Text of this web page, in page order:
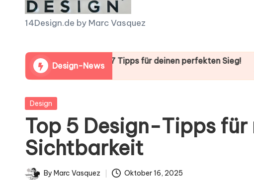
1
4
D
e
s
i
g
n
14Design.de by Marc Vasquez
Design-News
Sports: 7 Tipps für deinen perfekten Sieg!
16, 2025
Chuck-a-
Posted
Design
Top 5 Design-Tipps
Sichtbarkeit
Posted
By Marc Vasquez Oktober 16, 2025